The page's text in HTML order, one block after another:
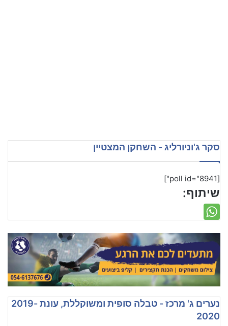
סקר ג'וניורליג - השחקן המצטיין
[poll id="8941"]
שיתוף:
נערים ג' מרכז - טבלה סופית ומשוקללת, עונת 2019-
2020